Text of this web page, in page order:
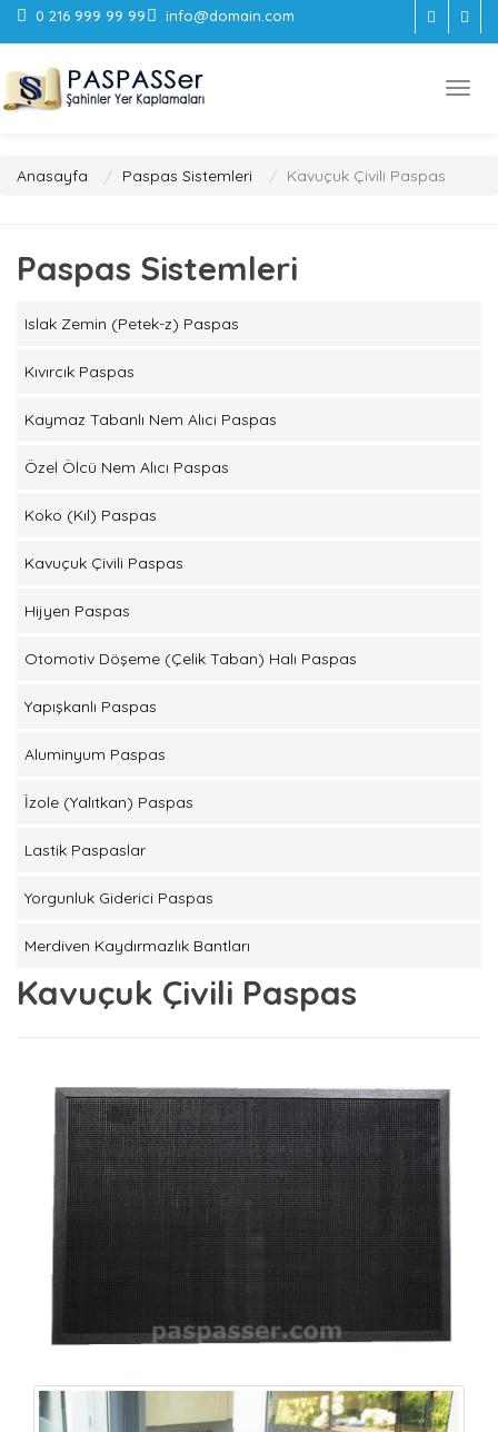
0 216 999 99 99 info@domain.com
Anasayfa Paspas Sistemleri Kavuçuk Çivili Paspas
Paspas Sistemleri
Islak Zemin (Petek-z) Paspas
Kıvırcık Paspas
Kaymaz Tabanlı Nem Alıcı Paspas
Özel Ölcü Nem Alıcı Paspas
Koko (Kıl) Paspas
Kavuçuk Çivili Paspas
Hijyen Paspas
Otomotiv Döşeme (Çelik Taban) Halı Paspas
Yapışkanlı Paspas
Aluminyum Paspas
İzole (Yalıtkan) Paspas
Lastik Paspaslar
Yorgunluk Giderici Paspas
Merdiven Kaydırmazlık Bantları
Kavuçuk Çivili Paspas